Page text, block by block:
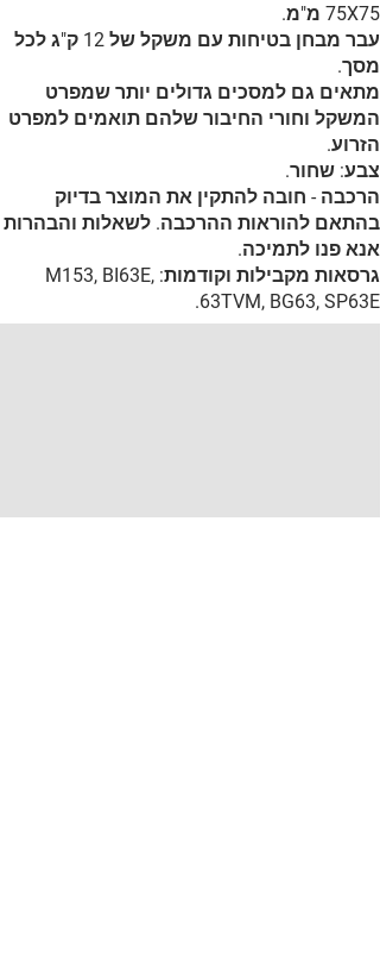
75X75 מ"מ.
עבר מבחן בטיחות עם משקל של 12 ק"ג לכל
מסך.
מתאים גם למסכים גדולים יותר שמפרט
המשקל וחורי החיבור שלהם תואמים למפרט
הזרוע.
צבע: שחור.
הרכבה - חובה להתקין את המוצר בדיוק
בהתאם להוראות ההרכבה. לשאלות והבהרות
אנא פנו לתמיכה.
גרסאות מקבילות וקודמות: M153, BI63E,
63TVM, BG63, SP63E.